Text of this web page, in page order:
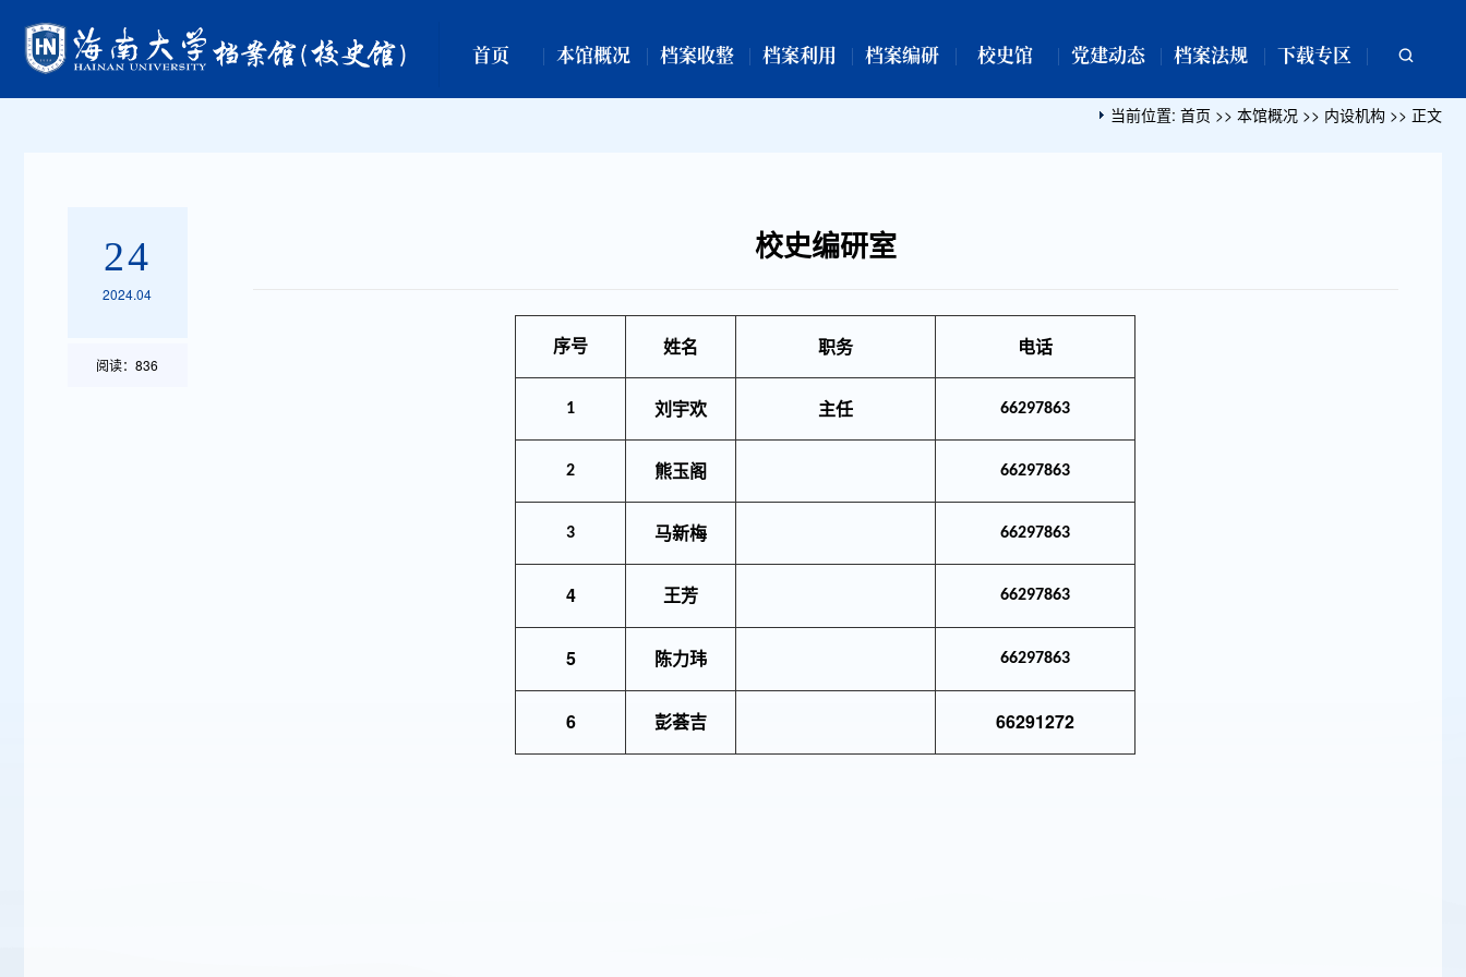
首页 本馆概况 档案收整 档案利用 档案编研 校史馆 党建动态 档案法规 下载专区
当前位置: 首页 >> 本馆概况 >> 内设机构 >> 正文
24
2024.04
阅读：836
校史编研室
序号 姓名 职务 电话
1 刘宇欢 主任 66297863
2 熊玉阁 66297863
3 马新梅 66297863
4 王芳 66297863
5 陈力玮 66297863
6 彭荟吉 66291272